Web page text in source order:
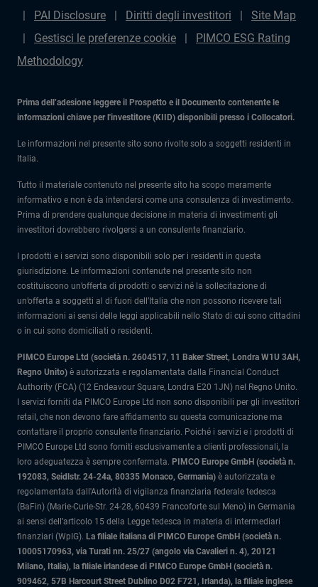
PAI Disclosure
Diritti degli investitori
Site Map
Gestisci le preferenze cookie
PIMCO ESG Rating
Methodology
Prima dell’adesione leggere il Prospetto e il Documento contenente le
informazioni chiave per l'investitore (KIID) disponibili presso i Collocatori.
Le informazioni nel presente sito sono rivolte solo a soggetti residenti in
Italia.
Tutto il materiale contenuto nel presente sito ha scopo meramente
informativo e non è da intendersi come una consulenza di investimento.
Prima di prendere qualunque decisione in materia di investimenti gli
investitori dovrebbero rivolgersi a un consulente finanziario.
I prodotti e i servizi sono disponibili solo per i residenti in questa
giurisdizione. Le informazioni contenute nel presente sito non
costituiscono un’offerta di prodotti o servizi né la sollecitazione di
un’offerta a soggetti al di fuori dell’Italia che non possono ricevere tali
informazioni ai sensi delle leggi applicabili nello Stato di cui sono cittadini
o in cui sono domiciliati o residenti.
PIMCO Europe Ltd (società n. 2604517, 11 Baker Street, Londra W1U 3AH,
Regno Unito) è autorizzata e regolamentata dalla Financial Conduct
Authority (FCA) (12 Endeavour Square, Londra E20 1JN) nel Regno Unito.
I servizi forniti da PIMCO Europe Ltd non sono disponibili per gli investitori
retail, che non devono fare affidamento su questa comunicazione ma
contattare il proprio consulente finanziario. Poiché i servizi e i prodotti di
PIMCO Europe Ltd sono forniti esclusivamente a clienti professionali, la
loro adeguatezza è sempre confermata. PIMCO Europe GmbH (società n.
192083, Seidlstr. 24-24a, 80335 Monaco, Germania) è autorizzata e
regolamentata dall'Autorità di vigilanza finanziaria federale tedesca
(BaFin) (Marie-Curie-Str. 24-28, 60439 Francoforte sul Meno) in Germania
ai sensi dell’articolo 15 della Legge tedesca in materia di intermediari
finanziari (WpIG). La filiale italiana di PIMCO Europe GmbH (società n.
10005170963, via Turati nn. 25/27 (angolo via Cavalieri n. 4), 20121
Milano, Italia), la filiale irlandese di PIMCO Europe GmbH (società n.
909462, 57B Harcourt Street Dublino D02 F721, Irlanda), la filiale inglese